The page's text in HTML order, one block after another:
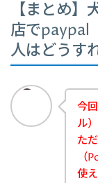
【まとめ
店でpaypal
人はどうす
今
ル
た
（
使